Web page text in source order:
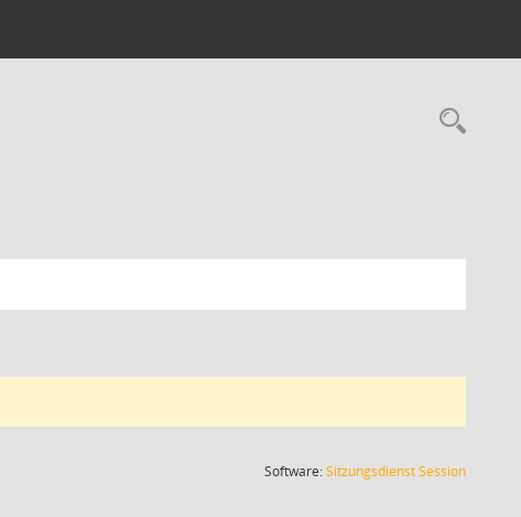
Software:SitzungsdienstSession(Wird in